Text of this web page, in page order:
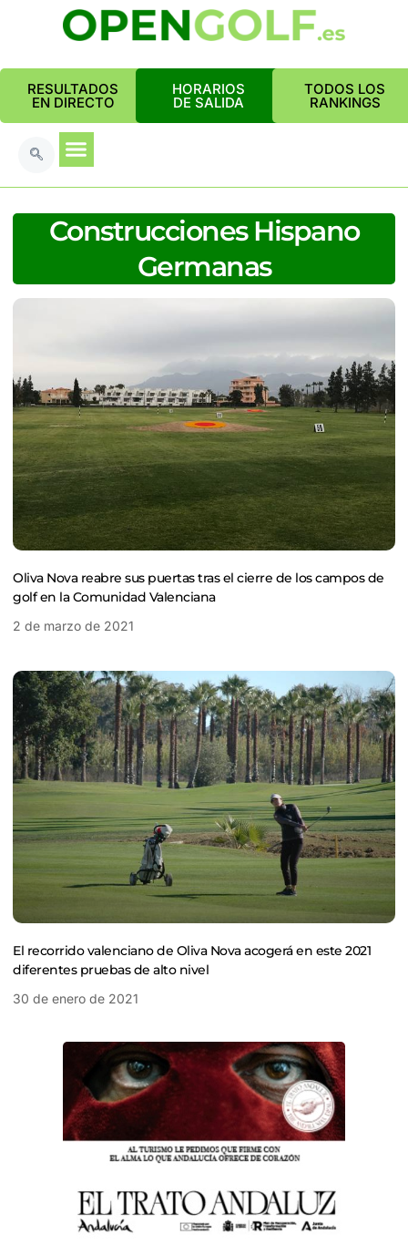
RESULTADOS
EN DIRECTO
HORARIOS
DE SALIDA
TODOS LOS
RANKINGS
Construcciones Hispano
Germanas
Oliva Nova reabre sus puertas tras el cierre de los campos de
golf en la Comunidad Valenciana
2 de marzo de 2021
El recorrido valenciano de Oliva Nova acogerá en este 2021
diferentes pruebas de alto nivel
30 de enero de 2021